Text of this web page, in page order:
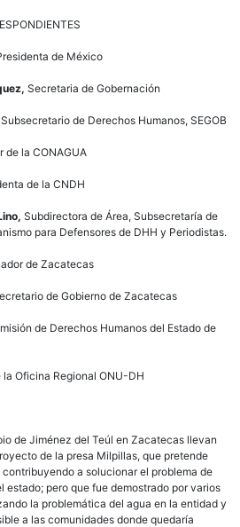
de México
Secretaria de Gobernación
Subsecretario de Derechos Humanos, SEGOB
de la CONAGUA
de la CNDH
Subdirectora de Área, Subsecretaría de
para Defensores de DHH y Periodistas.
de Zacatecas
de Gobierno de Zacatecas
de Derechos Humanos del Estado de
la Oficina Regional ONU-DH
de Jiménez del Teúl en Zacatecas llevan
de la presa Milpillas, que pretende
a solucionar el problema de
estado; pero que fue demostrado por varios
la problemática del agua en la entidad y
a las comunidades donde quedaría